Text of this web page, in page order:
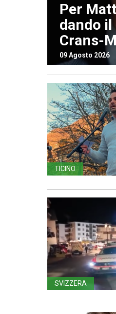
Per
dando il
Crans-
09 Agosto 2026
TICINO
SVIZZERA